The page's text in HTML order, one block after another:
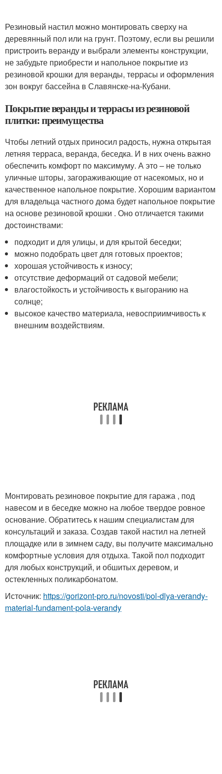
Резиновый настил можно монтировать сверху на
деревянный пол или на грунт. Поэтому, если вы решили
пристроить веранду и выбрали элементы конструкции,
не забудьте приобрести и напольное покрытие из
резиновой крошки для веранды, террасы и оформления
зон вокруг бассейна в Славянске-на-Кубани.
Покрытие веранды и террасы из резиновой
плитки: преимущества
Чтобы летний отдых приносил радость, нужна открытая
летняя терраса, веранда, беседка. И в них очень важно
обеспечить комфорт по максимуму. А это – не только
уличные шторы, загораживающие от насекомых, но и
качественное напольное покрытие. Хорошим вариантом
для владельца частного дома будет напольное покрытие
на основе резиновой крошки . Оно отличается такими
достоинствами:
подходит и для улицы, и для крытой беседки;
можно подобрать цвет для готовых проектов;
хорошая устойчивость к износу;
отсутствие деформаций от садовой мебели;
влагостойкость и устойчивость к выгоранию на
солнце;
высокое качество материала, невосприимчивость к
внешним воздействиям.
Монтировать резиновое покрытие для гаража , под
навесом и в беседке можно на любое твердое ровное
основание. Обратитесь к нашим специалистам для
консультаций и заказа. Создав такой настил на летней
площадке или в зимнем саду, вы получите максимально
комфортные условия для отдыха. Такой пол подходит
для любых конструкций, и обшитых деревом, и
остекленных поликарбонатом.
Источник: https://gorizont-pro.ru/novosti/pol-dlya-verandy-
material-fundament-pola-verandy